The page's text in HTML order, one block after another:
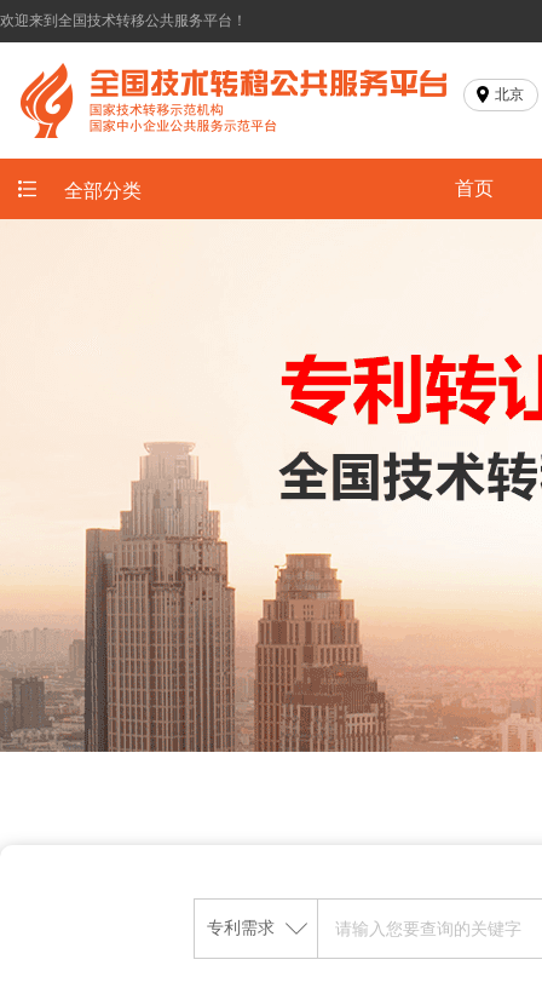
欢迎来到全国技术转移公共服务平台！
北京
全部分类 首页
专利需求